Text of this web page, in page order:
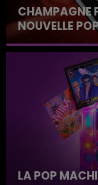
CHAMPAGNE
NOUVELLE
Toute la journée
LA POP